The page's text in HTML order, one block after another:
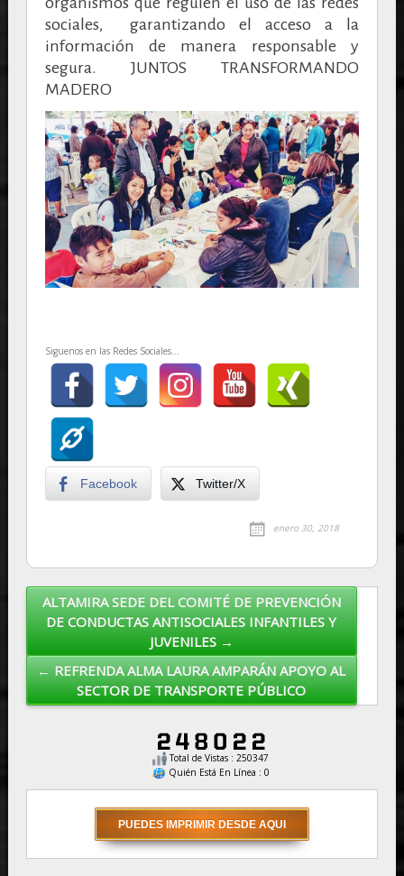
sociales, garantizando el acceso a la
información de manera responsable y
segura. JUNTOS TRANSFORMANDO
MADERO
Siguenos en las Redes Sociales...
Facebook Twitter/X
enero 30, 2018
Post navigation
ALTAMIRA SEDE DEL COMITÉ DE PREVENCIÓN
DE CONDUCTAS ANTISOCIALES INFANTILES Y
JUVENILES →
← REFRENDA ALMA LAURA AMPARÁN APOYO AL
SECTOR DE TRANSPORTE PÚBLICO
Total de Vistas : 250347
Quién Está En Línea : 0